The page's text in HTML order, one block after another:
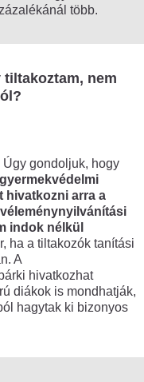
több.
tiltakoztam, nem
gondoljuk, hogy
hivatkozni arra a
indok nélkül
ha a tiltakozók tanítási
A
hivatkozhat
diákok is mondhatják,
hagytak ki bizonyos